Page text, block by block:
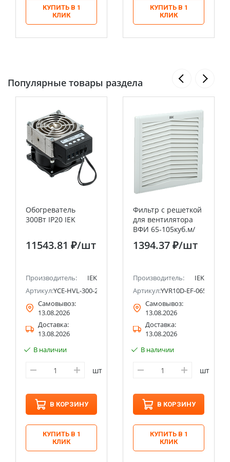
КУПИТЬ В 1
КЛИК
КУПИТЬ В 1
КЛИК
Популярные товары раздела
Обогреватель
300Вт IP20 IEK
11543.81 ₽/шт
Производитель:
IEK
Артикул:YCE-HVL-300-20
Самовывоз:
13.08.2026
Доставка:
13.08.2026
В наличии
шт
В КОРЗИНУ
КУПИТЬ В 1
КЛИК
Фильтр с решеткой
для вентилятора
ВФИ 65-105куб.м/
1394.37 ₽/шт
Производитель:
IEK
Артикул:YVR10D-EF-065-55
Самовывоз:
13.08.2026
Доставка:
13.08.2026
В наличии
шт
В КОРЗИНУ
КУПИТЬ В 1
КЛИК